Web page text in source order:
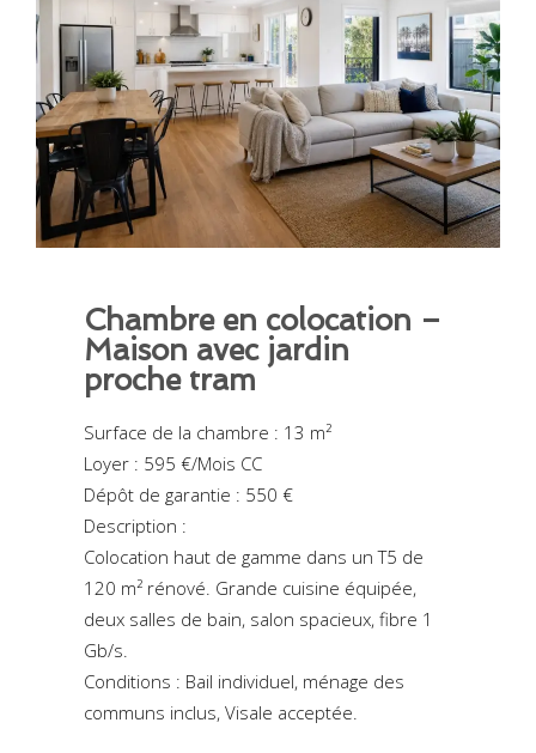
Chambre en colocation –
Maison avec jardin
proche tram
Surface de la chambre : 13 m²
Loyer : 595 €/Mois CC
Dépôt de garantie : 550 €
Description :
Colocation haut de gamme dans un T5 de
120 m² rénové. Grande cuisine équipée,
deux salles de bain, salon spacieux, fibre 1
Gb/s.
Conditions : Bail individuel, ménage des
communs inclus, Visale acceptée.